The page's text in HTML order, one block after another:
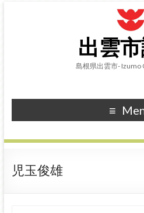
出雲
島根県出雲市- Izumo
児玉俊雄